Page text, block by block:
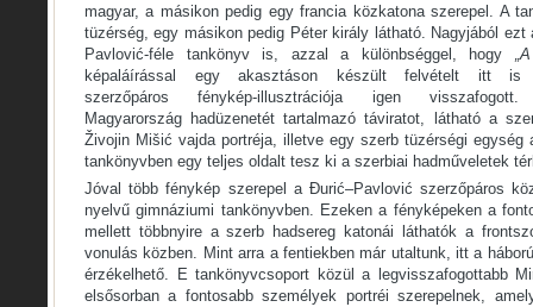
magyar, a másikon pedig egy francia közkatona szerepel. A
tüzérség, egy másikon pedig Péter király látható. Nagyjából
Pavlović-féle tankönyv is, azzal a különbséggel, hogy
képaláírással egy akasztáson készült felvételt itt is
szerzőpáros fénykép-illusztrációja igen
Magyarország hadüzenetét tartalmazó táviratot, látható a
Živojin Mišić vajda portréja, illetve egy szerb tüzérségi egység
tankönyvben egy teljes oldalt tesz ki a szerbiai hadműveletek
Jóval több fénykép szerepel a Đurić–Pavlović szerzőpáros
nyelvű gimnáziumi tankönyvben. Ezeken a fényképeken a
mellett többnyire a szerb hadsereg katonái láthatók a
vonulás közben. Mint arra a fentiekben már utaltunk, itt a
érzékelhető. E tankönyvcsoport közül a legvisszafogottabb
elsősorban a fontosabb személyek portréi szerepelnek,